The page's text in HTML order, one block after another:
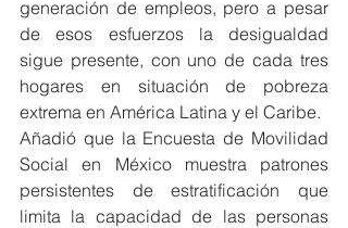
generación de empleos, pero a pesar
de esos esfuerzos la desigualdad
sigue presente, con uno de cada tres
hogares en situación de pobreza
extrema en América Latina y el Caribe.
Añadió que la Encuesta de Movilidad
Social en México muestra patrones
persistentes de estratificación que
limita la capacidad de las personas